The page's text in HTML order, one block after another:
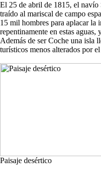
El 25 de abril de 1815, el navío
traído al mariscal de campo
15 mil hombres para aplacar la
repentinamente en estas
Además de ser Coche una isla
turísticos menos alterados por
Paisaje desértico